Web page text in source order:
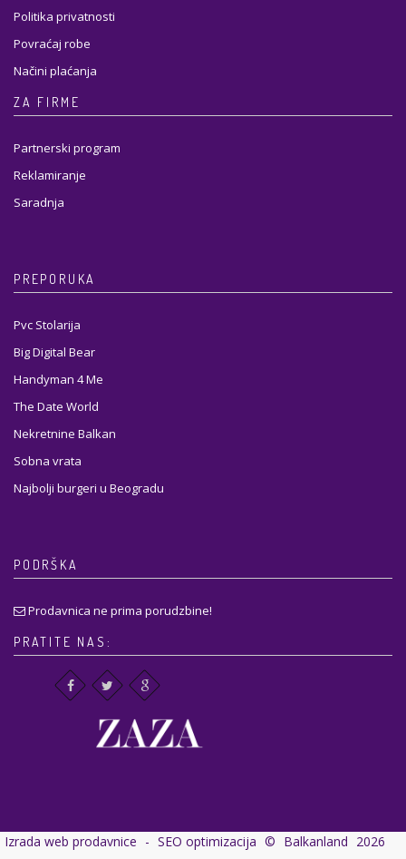
Politika privatnosti
Povraćaj robe
Načini plaćanja
ZA FIRME
Partnerski program
Reklamiranje
Saradnja
PREPORUKA
Pvc Stolarija
Big Digital Bear
Handyman 4 Me
The Date World
Nekretnine Balkan
Sobna vrata
Najbolji burgeri u Beogradu
PODRŠKA
Prodavnica ne prima porudzbine!
PRATITE NAS:
Izrada web prodavnice - SEO optimizacija © Balkanland 2026